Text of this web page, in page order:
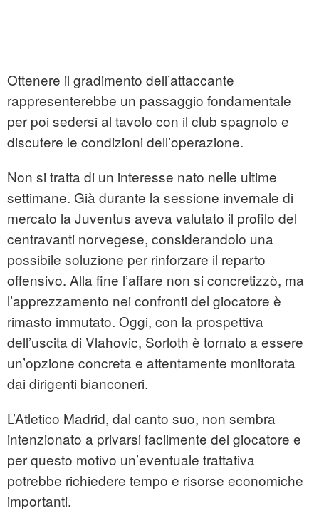
Ottenere il gradimento dell’attaccante
rappresenterebbe un passaggio fondamentale
per poi sedersi al tavolo con il club spagnolo e
discutere le condizioni dell’operazione.
Non si tratta di un interesse nato nelle ultime
settimane. Già durante la sessione invernale di
mercato la Juventus aveva valutato il profilo del
centravanti norvegese, considerandolo una
possibile soluzione per rinforzare il reparto
offensivo. Alla fine l’affare non si concretizzò, ma
l’apprezzamento nei confronti del giocatore è
rimasto immutato. Oggi, con la prospettiva
dell’uscita di Vlahovic, Sorloth è tornato a essere
un’opzione concreta e attentamente monitorata
dai dirigenti bianconeri.
L’Atletico Madrid, dal canto suo, non sembra
intenzionato a privarsi facilmente del giocatore e
per questo motivo un’eventuale trattativa
potrebbe richiedere tempo e risorse economiche
importanti.